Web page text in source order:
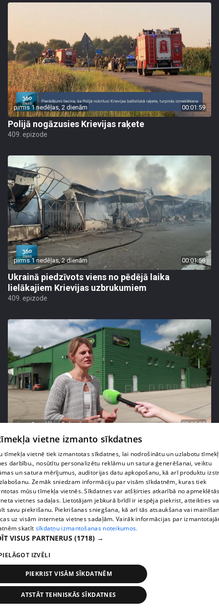
pirms 1 nedēļas, 2 dienām 00:01:59
Polijā nogāzusies Krievijas raķete
409. epizode
pirms 1 nedēļas, 2 dienām 00:01:58
Ukrainā piedzīvots viens no pēdējā laika
lielākajiem Krievijas uzbrukumiem
409. epizode
pirms 1 nedēļas, 2 dienām 00:05:05
Melleņu zelta drudzis: kas nosaka iepirkuma
cenu?
409. epizode
pirms 1 nedēļas, 2 dienām
Ogas un sēnes šogad dārgākas, bet uzpirkšanas
vietne izmanto sīkdatnes
tīmekļa vietnē tiek izmantotas sīkdatnes, lai nodrošinātu un uzlabotu
darbību., nosūtītu personalizētu reklāmu un satura ģenerēšanai, veiktu
un satura mērījumus, auditorijas datu apkopošanu, kā arī produktu
Zemāk sniedzam informāciju par visām sīkdatnēm, kuras tiek
mūsu tīmekļa vietnēs. Sīkdatnes var atšķirties atkarībā no
vietnes sadaļas. Lietotājam jebkurā brīdī ir iespēja piekrist, atteikties
savu piekrišanu. Piekrišanas sniegšana, kā arī tās atsaukšana vai
uz visām interneta vietnes sadaļām. Vairāk informācijas par
skatīt sīkdatņu izmantošanas noteikumos.
VISUS PARTNERUS (1718) →
IZVĒLI
PIEKRIST VISĀM SĪKDATNĒM
ATSTĀT TEHNISKĀS SĪKDATNES